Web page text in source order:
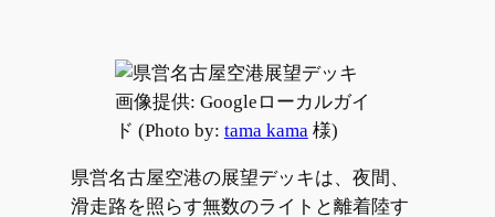
画像提供: Googleローカルガイ
ド (Photo by: tama kama様)
県営名古屋空港の展望デッキは、夜間、
滑走路を照らす無数のライトと離着陸す